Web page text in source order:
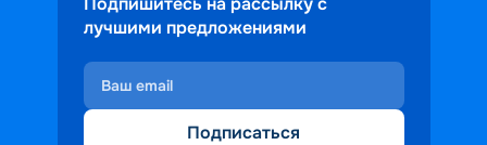
лучшими предложениями
Подписаться